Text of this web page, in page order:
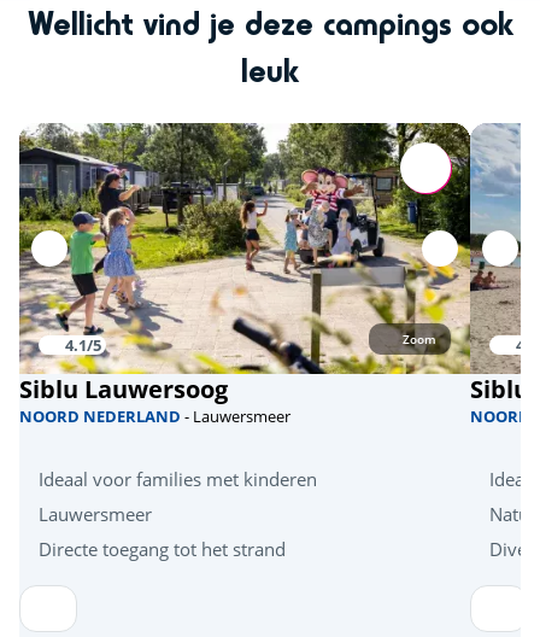
Wellicht vind je deze campings ook
leuk
4.1/5 Zoom
Siblu Lauwersoog
NOORD NEDERLAND - Lauwersmeer
Ideaal voor families met kinderen
Lauwersmeer
Directe toegang tot het strand
4/5
Siblu
NOORD